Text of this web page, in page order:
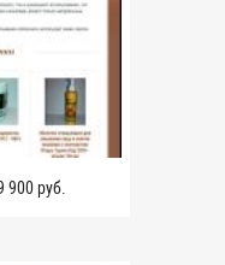
900 руб.